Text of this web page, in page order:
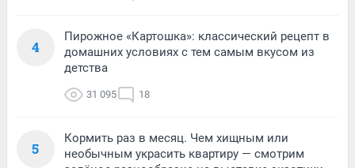
4
Пирожное «Картошка»: классический рецепт в
домашних условиях с тем самым вкусом из
детства
31 095 18
5
Кормить раз в месяц. Чем хищным или
необычным украсить квартиру — смотрим